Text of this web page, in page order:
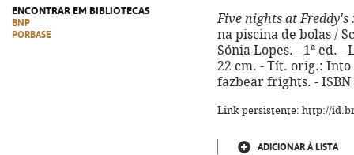
ENCONTRAR EM BIBLIOTECAS
BNP
PORBASE
Five nights at Freddy's
na piscina de bolas /
Sónia Lopes. - 1ª ed. -
22 cm. - Tít. orig.:
fazbear frights. - ISBN
Link persistente: http://
ADICIONAR À LISTA